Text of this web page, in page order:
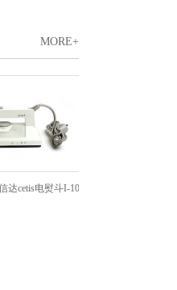
MORE+
电熨斗I-100